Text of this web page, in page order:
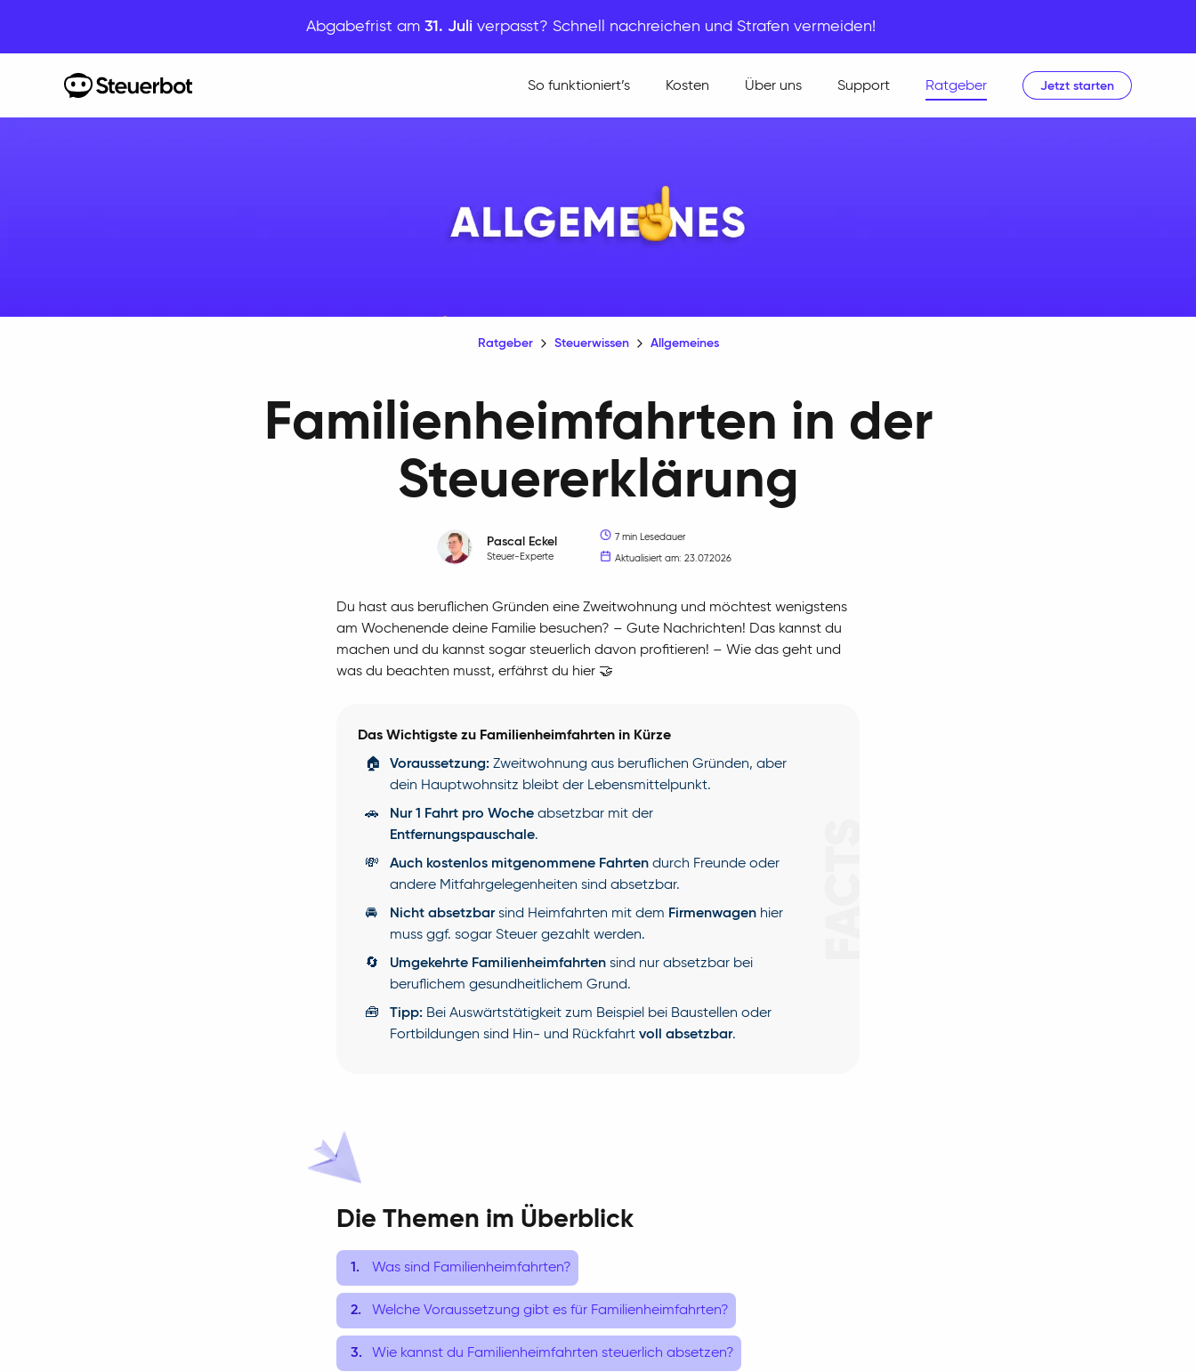
Abgabefrist am 31. Juli verpasst? Schnell nachreichen und Strafen vermeiden!
So funktioniert’s Kosten Über uns Support Ratgeber Jetzt starten
Ratgeber Steuerwissen Allgemeines
Familienheimfahrten in der
Steuererklärung
Pascal Eckel
Steuer-Experte
7 min Lesedauer
Aktualisiert am: 23.07.2026
Du hast aus beruflichen Gründen eine Zweitwohnung und möchtest wenigstens
am Wochenende deine Familie besuchen? – Gute Nachrichten! Das kannst du
machen und du kannst sogar steuerlich davon profitieren! – Wie das geht und
was du beachten musst, erfährst du hier 🤝
Das Wichtigste zu Familienheimfahrten in Kürze
🏠
Voraussetzung: Zweitwohnung aus beruflichen Gründen, aber
dein Hauptwohnsitz bleibt der Lebensmittelpunkt.
🚗
Nur 1 Fahrt pro Woche absetzbar mit der
Entfernungspauschale.
💸
Auch kostenlos mitgenommene Fahrten durch Freunde oder
andere Mitfahrgelegenheiten sind absetzbar.
🚘
Nicht absetzbarsind Heimfahrten mit dem Firmenwagen hier
muss ggf. sogar Steuer gezahlt werden.
🔄
Umgekehrte Familienheimfahrten sind nur absetzbar bei
beruflichem gesundheitlichem Grund.
🧰
Tipp: Bei Auswärtstätigkeit zum Beispiel bei Baustellen oder
Fortbildungen sind Hin- und Rückfahrt voll absetzbar.
Die Themen im Überblick
Was sind Familienheimfahrten?
Welche Voraussetzung gibt es für Familienheimfahrten?
Wie kannst du Familienheimfahrten steuerlich absetzen?